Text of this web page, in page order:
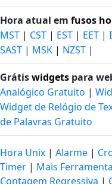
Hora atual em fusos
MST | CST | EST | EET |
SAST | MSK | NZST |
Grátiswidgets para
Analógico Gratuito |
Widget de Relógio de
de Palavras Gratuito
Hora Unix | Alarme |
Timer | Mais
Contagem Regressiva |